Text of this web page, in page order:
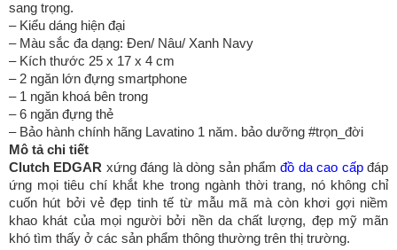
sang trọng.
– Kiểu dáng hiện đại
– Màu sắc đa dạng: Đen/ Nâu/ Xanh Navy
– Kích thước 25 x 17 x 4 cm
– 2 ngăn lớn đựng smartphone
– 1 ngăn khoá bên trong
– 6 ngăn đựng thẻ
– Bảo hành chính hãng Lavatino 1 năm. bảo dưỡng #trọn_đời
Mô tả chi tiết
Clutch EDGAR xứng đáng là dòng sản phẩmđồ da cao cấpđáp
ứng mọi tiêu chí khắt khe trong ngành thời trang, nó không chỉ
cuốn hút bởi vẻ đẹp tinh tế từ mẫu mã mà còn khơi gợi niềm
khao khát của mọi người bởi nền da chất lượng, đẹp mỹ mãn
khó tìm thấy ở các sản phẩm thông thường trên thị trường.